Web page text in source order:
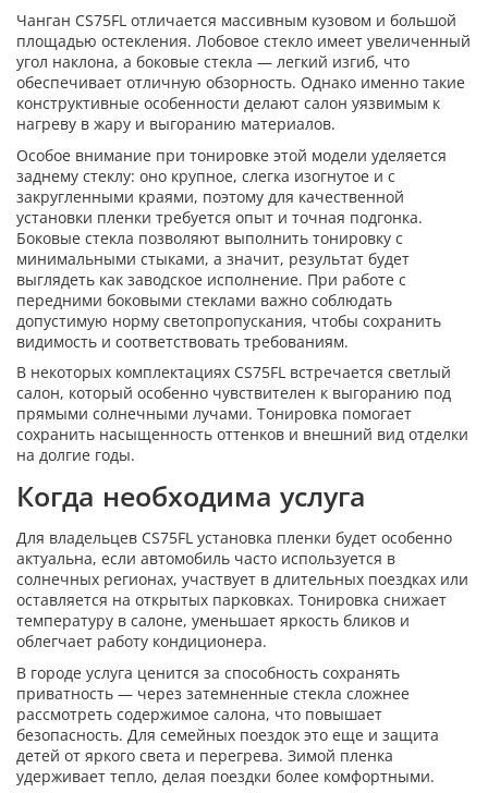
Чанган CS75FL отличается массивным кузовом и большой
площадью остекления. Лобовое стекло имеет увеличенный
угол наклона, а боковые стекла — легкий изгиб, что
обеспечивает отличную обзорность. Однако именно такие
конструктивные особенности делают салон уязвимым к
нагреву в жару и выгоранию материалов.
Особое внимание при тонировке этой модели уделяется
заднему стеклу: оно крупное, слегка изогнутое и с
закругленными краями, поэтому для качественной
установки пленки требуется опыт и точная подгонка.
Боковые стекла позволяют выполнить тонировку с
минимальными стыками, а значит, результат будет
выглядеть как заводское исполнение. При работе с
передними боковыми стеклами важно соблюдать
допустимую норму светопропускания, чтобы сохранить
видимость и соответствовать требованиям.
В некоторых комплектациях CS75FL встречается светлый
салон, который особенно чувствителен к выгоранию под
прямыми солнечными лучами. Тонировка помогает
сохранить насыщенность оттенков и внешний вид отделки
на долгие годы.
Когда необходима услуга
Для владельцев CS75FL установка пленки будет особенно
актуальна, если автомобиль часто используется в
солнечных регионах, участвует в длительных поездках или
оставляется на открытых парковках. Тонировка снижает
температуру в салоне, уменьшает яркость бликов и
облегчает работу кондиционера.
В городе услуга ценится за способность сохранять
приватность — через затемненные стекла сложнее
рассмотреть содержимое салона, что повышает
безопасность. Для семейных поездок это еще и защита
детей от яркого света и перегрева. Зимой пленка
удерживает тепло, делая поездки более комфортными.